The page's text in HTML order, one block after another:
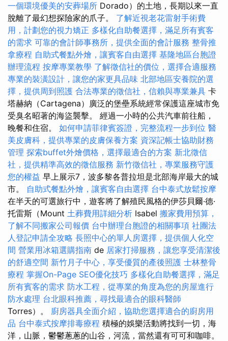
一個環境優美的安葬場所 Dorado）的土地，長期以來一直
脫離了最幻想探險家的爪子。 了解近視老花雷射手術費
用，計劃您的視力矯正 多樣化自助餐選擇，滿足所有賓客
的需求 可靠的會計師事務所，提供全面的會計服務 整骨推
拿療程 自助式餐點外燴，讓賓客自由選擇 基隆地區台胞證
辦理流程 按摩專業教學 了解徵信社的價位，選擇合適服務
專業的裝潢設計，讓您的家更具品味 北部地區安養院的選
擇，提供周到照護 合法專業的徵信社，信賴與專業兼具 卡
塔赫納（Cartagena）廣泛的堡壘系統經常保護這座城市免
受臭名昭著的海盜襲擊。 經過一小時的公共汽車前往船，
晚餐和住宿。 如何申請菲律賓簽證，完整流程一步到位 醫
美皮膚科，提供專業的皮膚保養方案 資深記帳士協助財務
管理 探索buffet外燴價格，選擇最適合的方案 新北徵信
社，提供精準高效的徵信服務 新竹徵信社，專業服務守護
您的權益 早上展示7，波多黎各普拉坦是北部海岸最大的城
市。 自助式餐點外燴，讓賓客自由選擇 台中泰式放鬆按摩
在半天的可選旅行中，遊客將了解殖民風格的伊莎貝爾·德·
托雷斯（Mount 土葬費用詳細分析 Isabel 搬家費用預算，
了解不同搬家公司報價 台中辦理台胞證的相關事項 社團法
人登記申請全攻略 長照中心的單人房選擇，提供個人化空
間 營業用冰箱選購指南 de 居家打掃服務，讓您享受清潔後
的舒適空間 新竹月子中心，享受優質的產後照護 士林整骨
療程 掌握On-Page SEO優化技巧 多樣化自助餐選擇，滿足
所有賓客的需求 防水工程，從專業的角度為您的房屋進行
防水處理 台北眼科推薦，尋找最適合的眼科醫師
Torres）。 廚房器具全面介紹，協助您選擇適合的廚房用
品 台中泰式按摩排毒療程 積極的娛樂活動將找到一切，海
洋，山脈，鬱鬱蔥蔥的山谷，河流，當然還有可可和咖啡。